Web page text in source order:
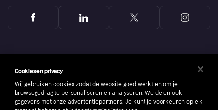
Cookies en privacy
Wij gebruiken cookies zodat de website goed werkt en om je
browsegedrag te personaliseren en analyseren. We delen ook
gegevens met onze advertentiepartners. Je kunt je voorkeuren op elk